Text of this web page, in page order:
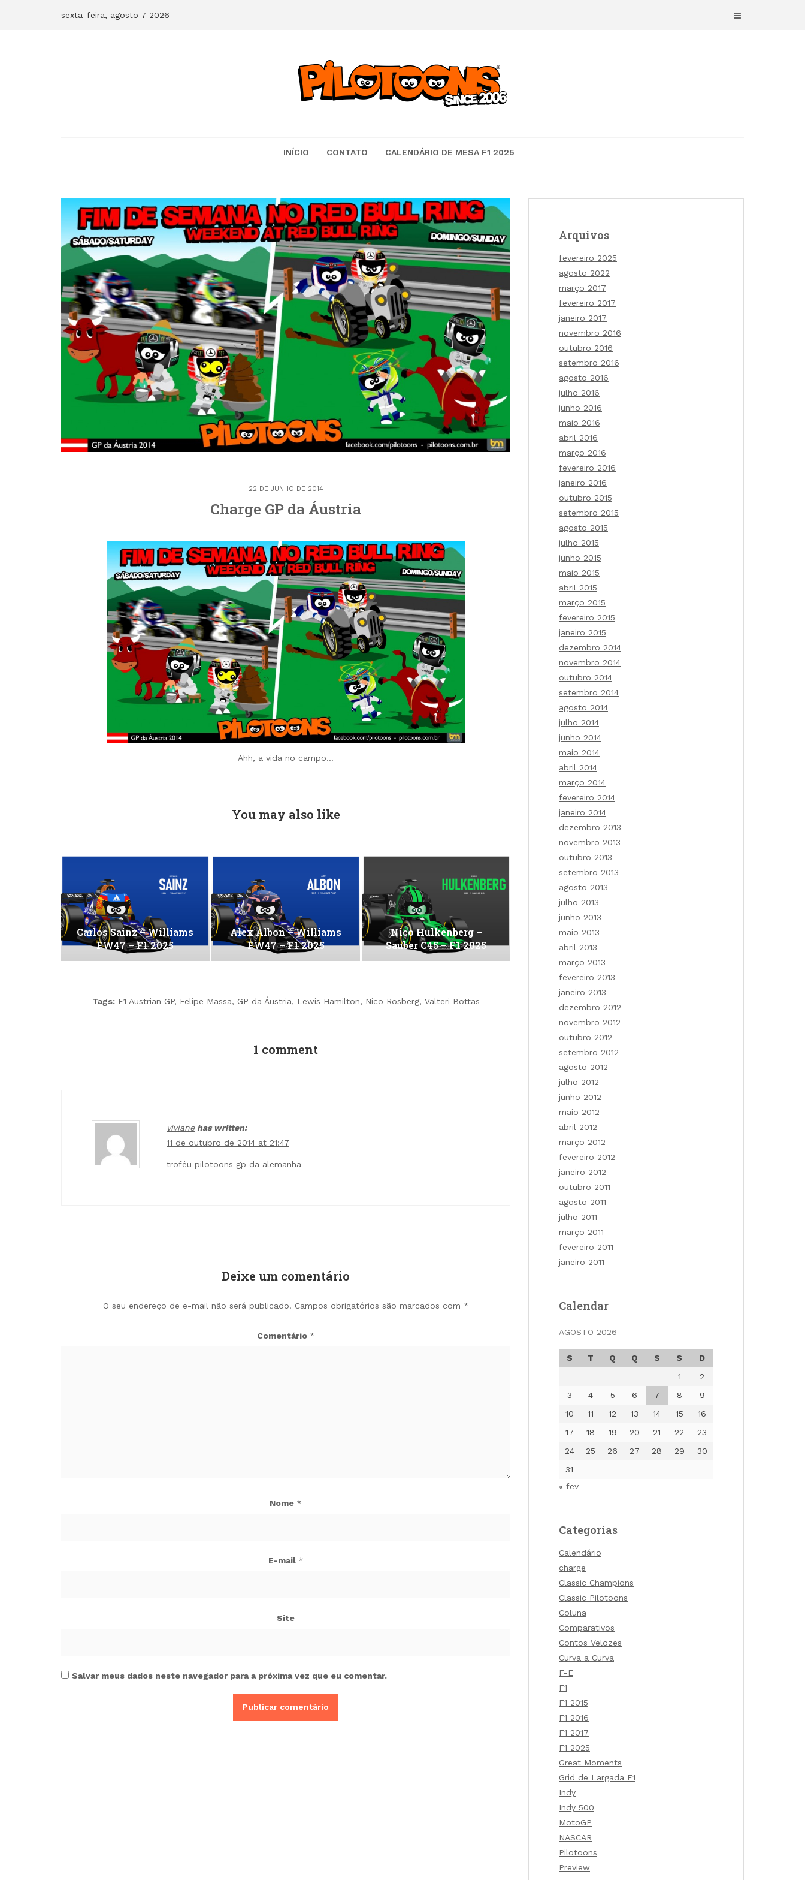
sexta-feira, agosto 7 2026
INÍCIO CONTATO CALENDÁRIO DE MESA F1 2025
22 DE JUNHO DE 2014
Charge GP da Áustria
Ahh, a vida no campo…
You may also like
Carlos Sainz – Williams
FW47 – F1 2025
Alex Albon – Williams
FW47 – F1 2025
Nico Hulkenberg –
Sauber C45 – F1 2025
Tags: F1 Austrian GP, Felipe Massa, GP da Áustria, Lewis Hamilton, Nico Rosberg, Valteri Bottas
1 comment
vivianehas written:
11 de outubro de 2014 at 21:47
troféu pilotoons gp da alemanha
Deixe um comentário
O seu endereço de e-mail não será publicado. Campos obrigatórios são marcados com *
Comentário *
Nome *
E-mail *
Site
Salvar meus dados neste navegador para a próxima vez que eu comentar.
Arquivos
fevereiro 2025
agosto 2022
março 2017
fevereiro 2017
janeiro 2017
novembro 2016
outubro 2016
setembro 2016
agosto 2016
julho 2016
junho 2016
maio 2016
abril 2016
março 2016
fevereiro 2016
janeiro 2016
outubro 2015
setembro 2015
agosto 2015
julho 2015
junho 2015
maio 2015
abril 2015
março 2015
fevereiro 2015
janeiro 2015
dezembro 2014
novembro 2014
outubro 2014
setembro 2014
agosto 2014
julho 2014
junho 2014
maio 2014
abril 2014
março 2014
fevereiro 2014
janeiro 2014
dezembro 2013
novembro 2013
outubro 2013
setembro 2013
agosto 2013
julho 2013
junho 2013
maio 2013
abril 2013
março 2013
fevereiro 2013
janeiro 2013
dezembro 2012
novembro 2012
outubro 2012
setembro 2012
agosto 2012
julho 2012
junho 2012
maio 2012
abril 2012
março 2012
fevereiro 2012
janeiro 2012
outubro 2011
agosto 2011
julho 2011
março 2011
fevereiro 2011
janeiro 2011
Calendar
AGOSTO 2026
S T Q Q S S
D
1
2
3
4 5 6 7 8
9
10
11 12 13 14 15
16
17
18 19 20 21 22
23
24
25 26 27 28 29
30
31
« fev
Categorias
Calendário
charge
Classic Champions
Classic Pilotoons
Coluna
Comparativos
Contos Velozes
Curva a Curva
F-E
F1
F1 2015
F1 2016
F1 2017
F1 2025
Great Moments
Grid de Largada F1
Indy
Indy 500
MotoGP
NASCAR
Pilotoons
Preview